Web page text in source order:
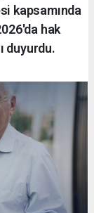
kapsamında
hak
duyurdu.